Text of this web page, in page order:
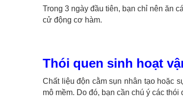
Trong 3 ngày đầu tiên, bạn chỉ nên ăn
cử động cơ hàm.
Thói quen sinh hoạt
Chất liệu độn cằm sụn nhân tạo hoặc
mô mềm. Do đó, bạn cần chú ý các thói